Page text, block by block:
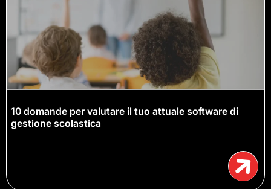
10 domande per valutare il tuo attuale software di
gestione scolastica